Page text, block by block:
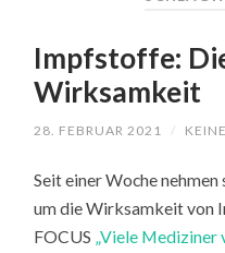
Impfstoffe:
Wirksamkeit
28. FEBRUAR 2021 /
Seit einer Woche
um die Wirksamkeit von
FOCUS „Viele Mediziner